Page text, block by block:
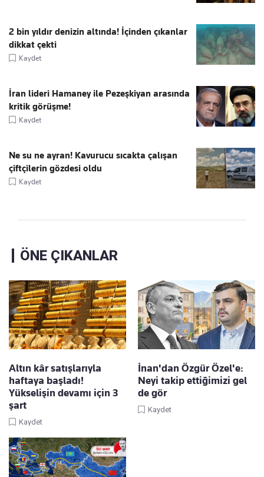
2 bin yıldır denizin altında! İçinden çıkanlar
dikkat çekti
Kaydet
İran lideri Hamaney ile Pezeşkiyan arasında
kritik görüşme!
Kaydet
Ne su ne ayran! Kavurucu sıcakta çalışan
çiftçilerin gözdesi oldu
Kaydet
ÖNE ÇIKANLAR
Altın kâr satışlarıyla
haftaya başladı!
Yükselişin devamı için 3
şart
Kaydet
İnan'dan Özgür Özel'e:
Neyi takip ettiğimizi gel
de gör
Kaydet